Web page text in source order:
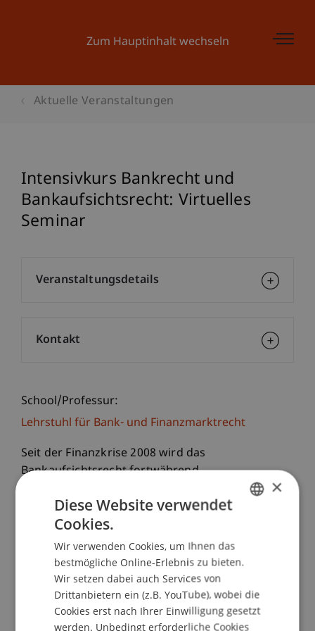
Zum Hauptinhalt wechseln
Aktuelle Veranstaltungen
Intensivkurs Bankrecht und
Bankaufsichtsrecht: Virtuelles
Seminar
School/Professur:
Lehrstuhl für Bank- und Finanzmarktrecht
Seit der Finanzkrise 2008 wird das
Bankaufsichtsrecht fortwährend
geänderte geltende Rechtsrahmen konfrontiert
sowohl Aufsichtsbehörden als auch Banken mit
neuen Anforderungen und regulatorischen
Herausforderungen.
Im Rahmen des Intensivkurses, der gleichzeitig
das Modul 2 des Executive Master of Laws (LL.M.)
Veranstaltungsdetails
Kontakt
×
Diese Website verwendet
Cookies.
Wir verwenden Cookies, um Ihnen das
bestmögliche Online-Erlebnis zu bieten.
Wir setzen dabei auch Services von
Drittanbietern ein (z.B. YouTube), wobei die
Cookies erst nach Ihrer Einwilligung gesetzt
werden. Unbedingt erforderliche Cookies